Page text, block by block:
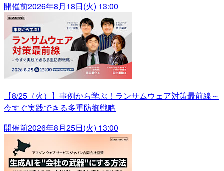
開催前2026年8月18日(火) 13:00
【8/25（火）】事例から学ぶ！ランサムウェア対策最前線～
今すぐ実践できる多重防御戦略
開催前2026年8月25日(火) 13:00